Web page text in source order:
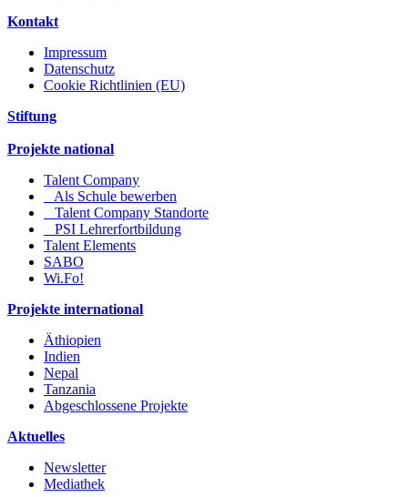
Kontakt
Impressum
Datenschutz
Cookie Richtlinien (EU)
Stiftung
Projekte national
Talent Company
Als Schule bewerben
Talent Company Standorte
PSI Lehrerfortbildung
Talent Elements
SABO
Wi.Fo!
Projekte international
Äthiopien
Indien
Nepal
Tanzania
Abgeschlossene Projekte
Aktuelles
Newsletter
Mediathek